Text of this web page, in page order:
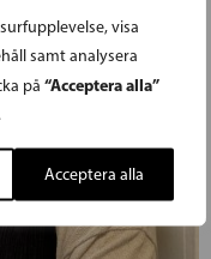
visa
samt analysera
på “Acceptera alla”
Acceptera alla